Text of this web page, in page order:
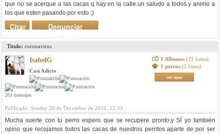
que no se acerque a las cacas q hay en la calle.un saludo a todos y animo a
los que esten pasando por esto ;)
Denunciar
mensaje
Citar
Titulo: coronavirus
IsabelG
Casi Adicto
203 mensajes
1 Albumes (21 fotos)
1 perros (2 fotos)
ver mas
Publicado: Sunday 26 de December de 2010, 12:33
Mucha suerte con tu perro espero que se recupere pronto,y SÍ yo también
opino que recojamos todos las cacas de nuestros perritos aparte de por ser